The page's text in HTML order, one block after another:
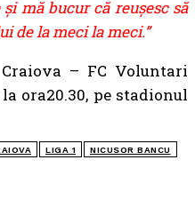
mă bucur că reușesc să
de la meci la meci.”
– FC Voluntari
ora20.30, pe stadionul
LIGA 1
NICUSOR BANCU